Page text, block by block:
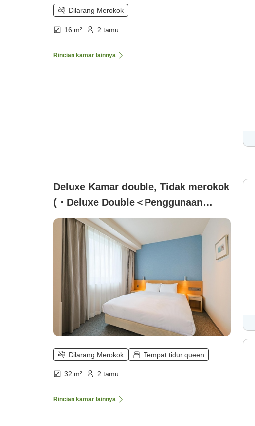
Dilarang Merokok
16 m² 2 tamu
Rincian kamar lainnya
Deluxe Kamar double, Tidak merokok
(・Deluxe Double＜Penggunaan
untuk 2 orang／Kamar mandi dan
toilet terpisah＞【bebas asap
rokok】)
Dilarang Merokok Tempat tidur queen
32 m² 2 tamu
Rincian kamar lainnya